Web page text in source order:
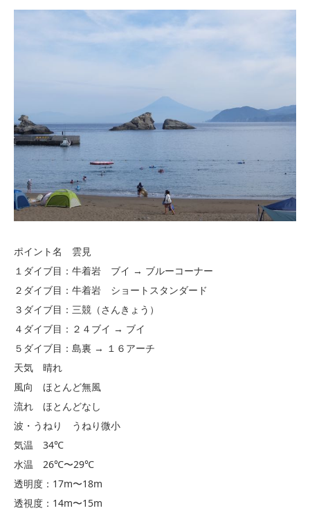
ポイント名 雲見
１ダイブ目：牛着岩 ブイ → ブルーコーナー
２ダイブ目：牛着岩 ショートスタンダード
３ダイブ目：三競（さんきょう）
４ダイブ目：２４ブイ → ブイ
５ダイブ目：島裏 → １６アーチ
天気 晴れ
風向 ほとんど無風
流れ ほとんどなし
波・うねり うねり微小
気温 34℃
水温 26℃〜29℃
透明度：17m〜18m
透視度：14m〜15m